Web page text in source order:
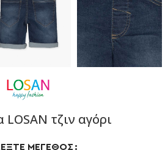
τζιν αγόρι
ΜΈΓΕΘΟΣ